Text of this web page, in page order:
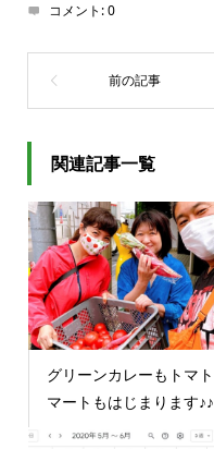
コメント:0
関連記事一覧
グリーンカレーもトマト
マートもはじまります♪♪